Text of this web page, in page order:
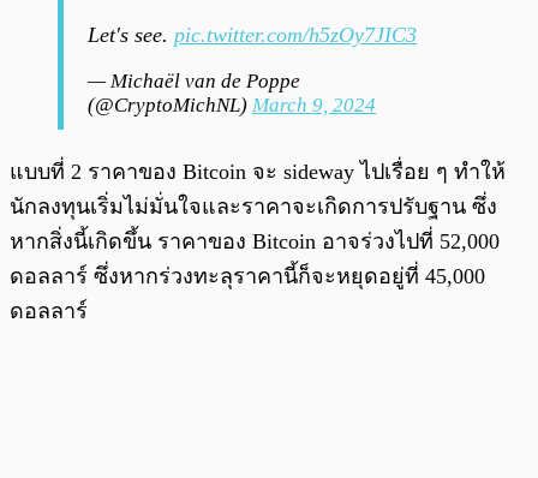
Let's see. pic.twitter.com/h5zOy7JIC3
— Michaël van de Poppe
(@CryptoMichNL) March 9, 2024
แบบที่ 2 ราคาของ Bitcoin จะ sideway ไปเรื่อย ๆ ทำให้
นักลงทุนเริ่มไม่มั่นใจและราคาจะเกิดการปรับฐาน ซึ่ง
หากสิ่งนี้เกิดขึ้น ราคาของ Bitcoin อาจร่วงไปที่ 52,000
ดอลลาร์ ซึ่งหากร่วงทะลุราคานี้ก็จะหยุดอยู่ที่ 45,000
ดอลลาร์